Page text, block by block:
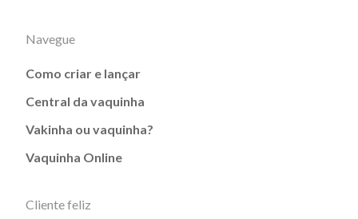
Navegue
Como criar e lançar
Central da vaquinha
Vakinha ou vaquinha?
Vaquinha Online
Cliente feliz